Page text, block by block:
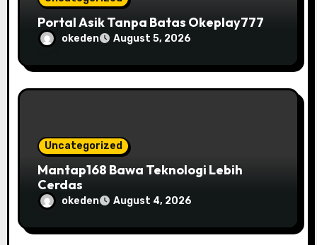
Portal Asik Tanpa Batas Okeplay777
okeden August 5, 2026
Uncategorized
Mantap168 Bawa Teknologi Lebih
Cerdas
okeden August 4, 2026